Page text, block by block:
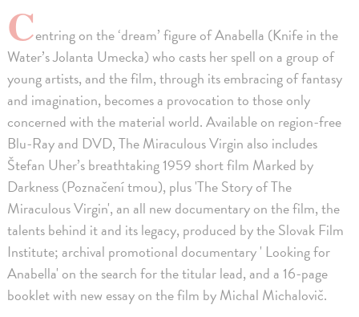
Centring on the ‘dream’ figure of Anabella (Knife in the
Water’s Jolanta Umecka) who casts her spell on a group of
young artists, and the film, through its embracing of fantasy
and imagination, becomes a provocation to those only
concerned with the material world. Available on region-free
Blu-Ray and DVD, The Miraculous Virgin also includes
Štefan Uher’s breathtaking 1959 short film Marked by
Darkness (Poznačení tmou), plus 'The Story of The
Miraculous Virgin', an all new documentary on the film, the
talents behind it and its legacy, produced by the Slovak Film
Institute; archival promotional documentary ' Looking for
Anabella' on the search for the titular lead, and a 16-page
booklet with new essay on the film by Michal Michalovič.